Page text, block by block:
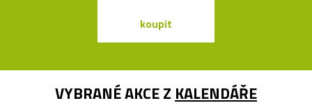
koupit
VYBRANÉ AKCE Z KALENDÁŘE